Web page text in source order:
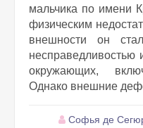
мальчика по имени
физическим
внешности он
несправедливостью
окружающих,
Однако внешние
Софья де